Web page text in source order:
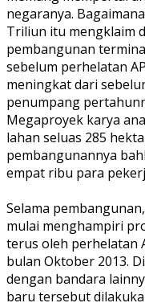
negaranya.
Triliun itu mengklaim
pembangunan
sebelum perhelatan
meningkat dari
penumpang
Megaproyek karya
lahan seluas 285
pembangunannya
empat ribu para
Selama
mulai menghampiri
terus oleh perhelatan
bulan Oktober 2013.
dengan bandara
baru tersebut